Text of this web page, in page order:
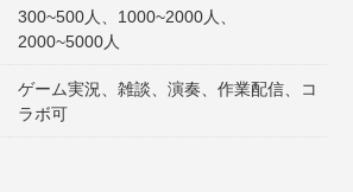
300~500人、1000~2000人、
2000~5000人
ゲーム実況、雑談、演奏、作業配信、コ
ラボ可